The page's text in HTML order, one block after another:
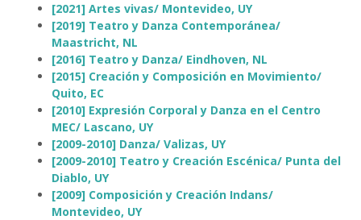
[2021] Artes vivas/ Montevideo, UY
[2019] Teatro y Danza Contemporánea/
Maastricht, NL
[2016] Teatro y Danza/ Eindhoven, NL
[2015] Creación y Composición en Movimiento/
Quito, EC
[2010] Expresión Corporal y Danza en el Centro
MEC/ Lascano, UY
[2009-2010] Danza/ Valizas, UY
[2009-2010] Teatro y Creación Escénica/ Punta del
Diablo, UY
[2009] Composición y Creación Indans/
Montevideo, UY